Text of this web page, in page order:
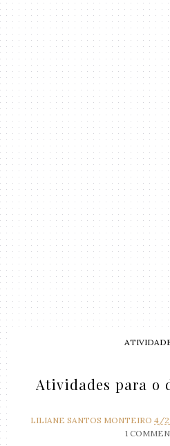
Atividades para o
LILIANE SANTOS MONTEIRO 4/
1